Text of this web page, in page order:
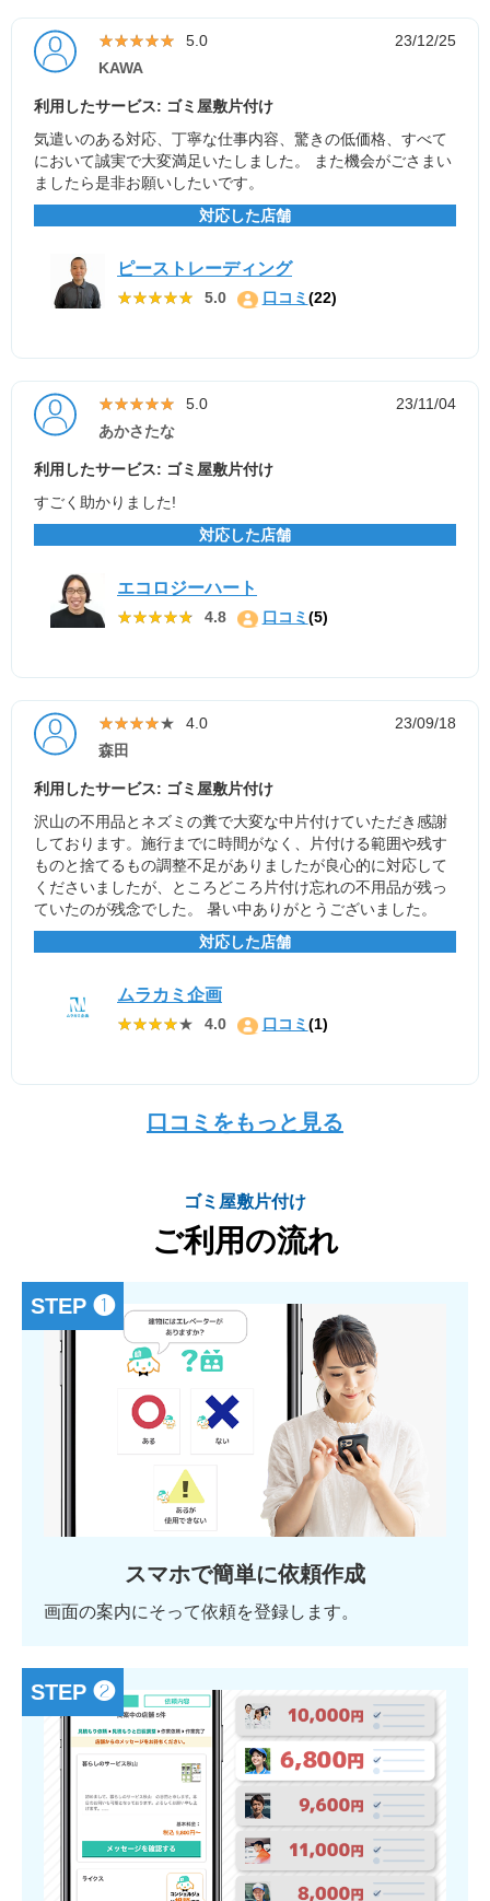
★★★★★
★★★★★ 5.0
23/12/25
KAWA
利用したサービス: ゴミ屋敷片付け
気遣いのある対応、丁寧な仕事内容、驚きの低価格、すべて
において誠実で大変満足いたしました。 また機会がごさまい
ましたら是非お願いしたいです。
対応した店舗
ピーストレーディング
★★★★★
★★★★★ 5.0 口コミ(22)
★★★★★
★★★★★ 5.0
23/11/04
あかさたな
利用したサービス: ゴミ屋敷片付け
すごく助かりました!
対応した店舗
エコロジーハート
★★★★★
★★★★★ 4.8 口コミ(5)
★★★★★
★★★★★ 4.0
23/09/18
森田
利用したサービス: ゴミ屋敷片付け
沢山の不用品とネズミの糞で大変な中片付けていただき感謝
しております。施行までに時間がなく、片付ける範囲や残す
ものと捨てるもの調整不足がありましたが良心的に対応して
くださいましたが、ところどころ片付け忘れの不用品が残っ
ていたのが残念でした。 暑い中ありがとうございました。
対応した店舗
ムラカミ企画
★★★★★
★★★★★ 4.0 口コミ(1)
口コミをもっと見る
ゴミ屋敷片付け
ご利用の流れ
STEP ❶
スマホで簡単に依頼作成
画面の案内にそって依頼を登録します。
STEP ❷